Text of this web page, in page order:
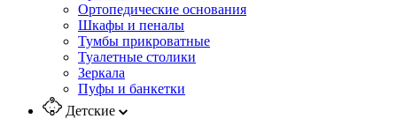
Ортопедические основания
Шкафы и пеналы
Тумбы прикроватные
Туалетные столики
Зеркала
Пуфы и банкетки
Детские